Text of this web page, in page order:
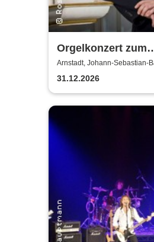
Orgelkonzert zum
Jahresausklang
Arnstadt, Johann-Sebastian-
Arnstadt
31.12.2026